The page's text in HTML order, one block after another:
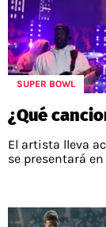
SUPER BOWL
¿Qué
El artista lleva
se presentará